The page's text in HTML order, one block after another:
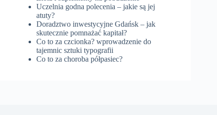
Uczelnia godna polecenia – jakie są jej
atuty?
Doradztwo inwestycyjne Gdańsk – jak
skutecznie pomnażać kapitał?
Co to za czcionka? wprowadzenie do
tajemnic sztuki typografii
Co to za choroba półpasiec?